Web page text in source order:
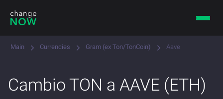
Main Currencies Gram (ex Ton/TonCoin) Aave
Cambio TON a AAVE (ETH)